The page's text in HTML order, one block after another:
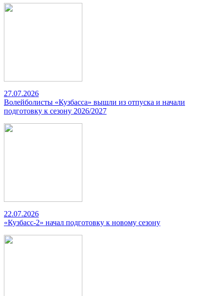
27.07.2026
Волейболисты «Кузбасса» вышли из отпуска и начали
подготовку к сезону 2026/2027
22.07.2026
«Кузбасс-2» начал подготовку к новому сезону